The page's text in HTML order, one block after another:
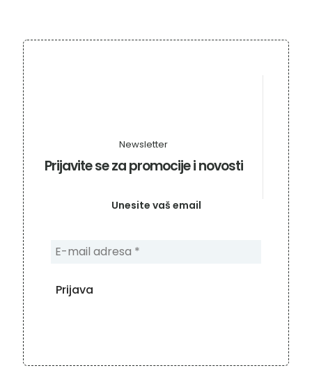
Prijavite se za promocije i novosti
Newsletter
Unesite vaš email